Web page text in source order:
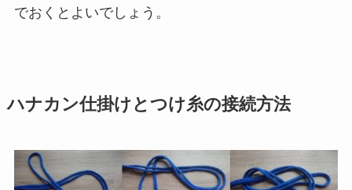
でおくとよいでしょう。
ハナカン仕掛けとつけ糸の接続方法